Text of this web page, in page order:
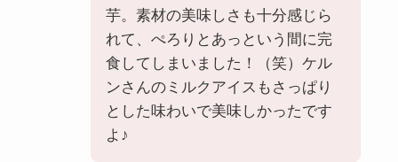
芋。素材の美味しさも十分感じら
れて、ぺろりとあっという間に完
食してしまいました！（笑）ケル
ンさんのミルクアイスもさっぱり
とした味わいで美味しかったです
よ♪